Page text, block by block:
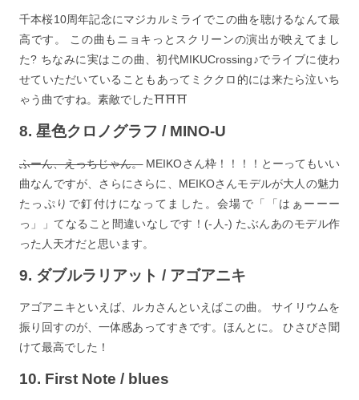
千本桜10周年記念にマジカルミライでこの曲を聴けるなんて最
高です。 この曲もニョキっとスクリーンの演出が映えてまし
た? ちなみに実はこの曲、初代MIKUCrossing♪でライブに使わ
せていただいていることもあってミククロ的には来たら泣いち
ゃう曲ですね。素敵でした⛩⛩⛩
8. 星色クロノグラフ / MINO-U
ふーん、えっちじゃん。MEIKOさん枠！！！！とーってもいい
曲なんですが、さらにさらに、MEIKOさんモデルが大人の魅力
たっぷりで釘付けになってました。会場で「「はぁーーー
っ」」てなること間違いなしです！(-人-) たぶんあのモデル作
った人天才だと思います。
9. ダブルラリアット / アゴアニキ
アゴアニキといえば、ルカさんといえばこの曲。 サイリウムを
振り回すのが、一体感あってすきです。ほんとに。 ひさびさ聞
けて最高でした！
10. First Note / blues